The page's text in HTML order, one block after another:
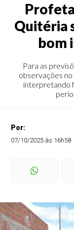
Quitéria
bom
Para as
observações
interpretando
Por:
07/10/2025 às 16h58